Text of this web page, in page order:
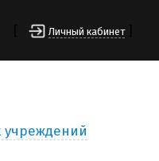
Личный кабинет
учреждений